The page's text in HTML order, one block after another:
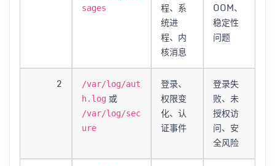
sages
程、系
统进
程、内
核消息
OOM、
稳定性
问题
2
/var/log/aut
h.log 或
/var/log/sec
ure
登录、
权限变
化、认
证事件
登录失
败、未
授权访
问、安
全风险